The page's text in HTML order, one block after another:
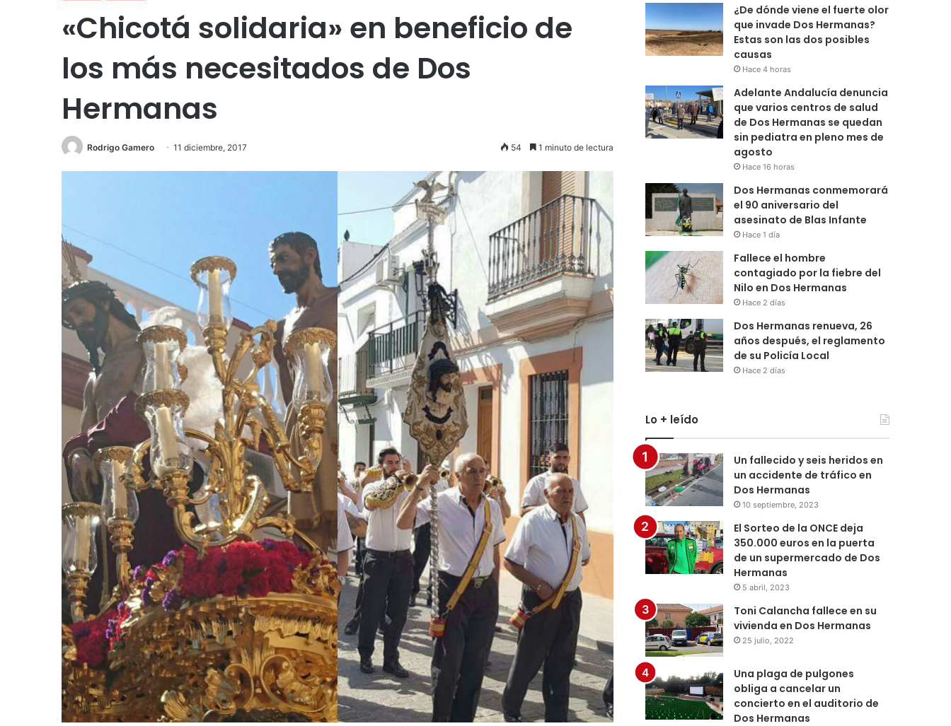
«Chicotá solidaria» en beneficio de
los más necesitados de Dos
Hermanas
Rodrigo Gamero 11 diciembre, 2017 54 1 minuto de lectura
¿De dónde viene el fuerte olor
que invade Dos Hermanas?
Estas son las dos posibles
causas
Hace 4 horas
Adelante Andalucía denuncia
que varios centros de salud
de Dos Hermanas se quedan
sin pediatra en pleno mes de
agosto
Hace 16 horas
Dos Hermanas conmemorará
el 90 aniversario del
asesinato de Blas Infante
Hace 1 día
Fallece el hombre
contagiado por la fiebre del
Nilo en Dos Hermanas
Hace 2 días
Dos Hermanas renueva, 26
años después, el reglamento
de su Policía Local
Hace 2 días
Lo + leído
Un fallecido y seis heridos en
un accidente de tráfico en
Dos Hermanas
10 septiembre, 2023
El Sorteo de la ONCE deja
350.000 euros en la puerta
de un supermercado de Dos
Hermanas
5 abril, 2023
Toni Calancha fallece en su
vivienda en Dos Hermanas
25 julio, 2022
Una plaga de pulgones
obliga a cancelar un
concierto en el auditorio de
Dos Hermanas